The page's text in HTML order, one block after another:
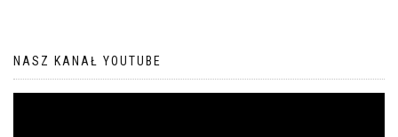
NASZ KANAŁ YOUTUBE